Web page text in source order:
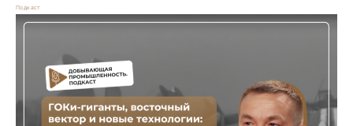
Подкаст